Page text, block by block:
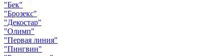
"Бек"
"Брозекс"
"Декостар"
"Олимп"
"Первая линия"
"Пингвин"